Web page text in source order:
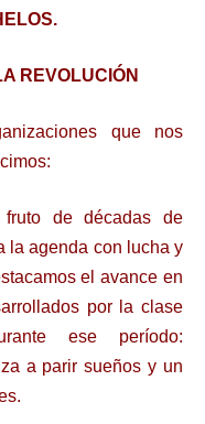
REVOLUCIÓN
que nos
de décadas de
la agenda con lucha y
el avance en
por la clase
ese período:
a parir sueños y un